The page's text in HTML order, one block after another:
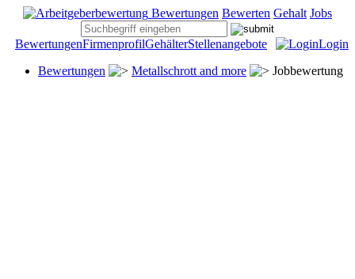
Bewertungen Bewerten Gehalt Jobs
Login
BewertungenFirmenprofilGehälterStellenangebote
Bewertungen
Metallschrott and more Jobbewertung